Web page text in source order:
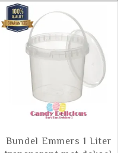
Bundel Emmers 1 Liter